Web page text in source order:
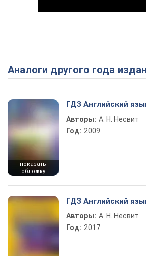
Play
Аналоги другого года
показать
обложку
ГДЗ Английский
Авторы: А. Н. Несвит
Год: 2009
ГДЗ Английский
Авторы: А. Н. Несвит
Год: 2017